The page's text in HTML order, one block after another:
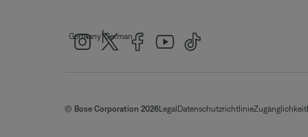
Germany|German
© Bose Corporation 2026Legal DatenschutzrichtlinieZugänglichkeit